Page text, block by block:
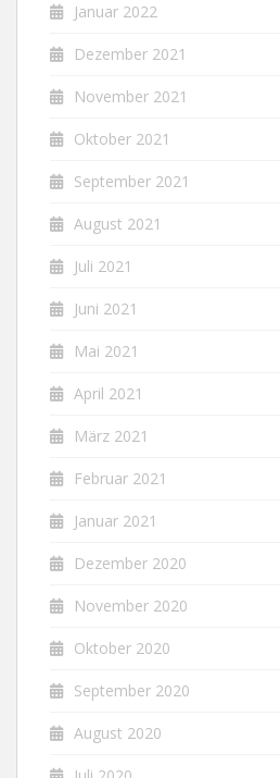
Januar 2022
Dezember 2021
November 2021
Oktober 2021
September 2021
August 2021
Juli 2021
Juni 2021
Mai 2021
April 2021
März 2021
Februar 2021
Januar 2021
Dezember 2020
November 2020
Oktober 2020
September 2020
August 2020